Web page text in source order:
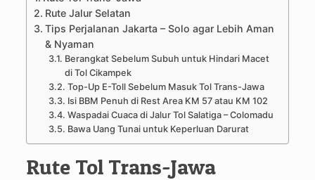
Rute Jalur Selatan
Tips Perjalanan Jakarta – Solo agar Lebih Aman
& Nyaman
Berangkat Sebelum Subuh untuk Hindari Macet
di Tol Cikampek
Top-Up E-Toll Sebelum Masuk Tol Trans-Jawa
Isi BBM Penuh di Rest Area KM 57 atau KM 102
Waspadai Cuaca di Jalur Tol Salatiga – Colomadu
Bawa Uang Tunai untuk Keperluan Darurat
Rute Tol Trans-Jawa